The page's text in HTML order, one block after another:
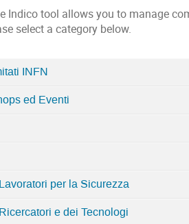
Indico tool allows you to manage
select a category below.
INFN
ed Eventi
per la Sicurezza
e dei Tecnologi